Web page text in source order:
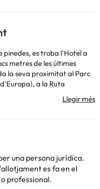
es troba l'Hotel a
metres de les últimes
la seva proximitat al Parc
a la Ruta
així com al llogaret del
amb una localització
i Sevilla a 1 km.. L'hotel
recepció oberta 24
a 7 comensals i
de la costa de Huelva,
cafeteria amb capacitat
per la seva rebosteria
una persona jurídica.
es fa en el
professional.